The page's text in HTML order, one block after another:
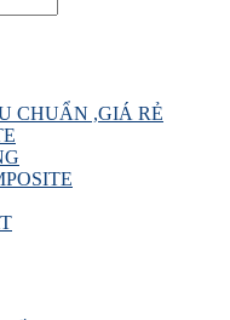
CHUẨN ,GIÁ RẺ